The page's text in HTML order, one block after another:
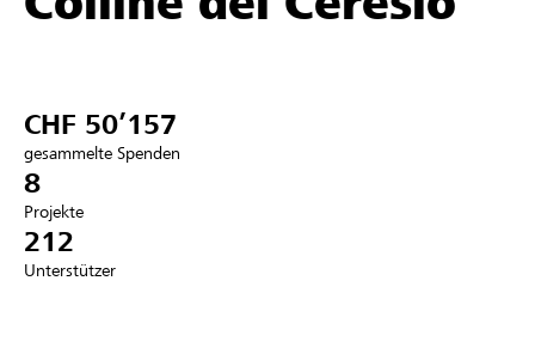
Hilfe & Support
Anmelden
CHF 50’157
gesammelte Spenden
8
Projekte
212
Unterstützer